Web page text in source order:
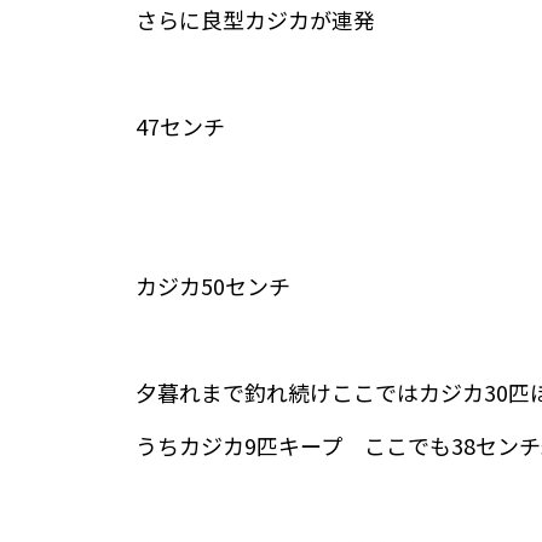
さらに良型カジカが連発
47センチ
カジカ50センチ
夕暮れまで釣れ続けここではカジカ30匹
うちカジカ9匹キープ ここでも38セン